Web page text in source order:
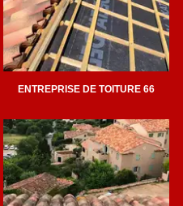
ENTREPRISE DE TOITURE 66